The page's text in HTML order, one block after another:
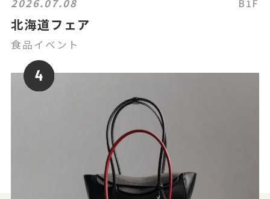
2026.07.08 B1F
北海道フェア
食品イベント